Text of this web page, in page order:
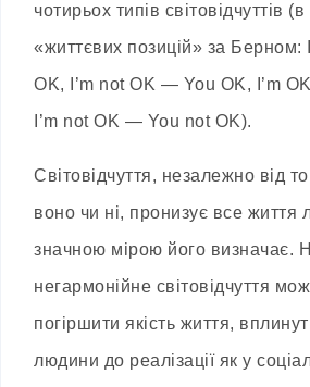
чотирьох типів світовідчуттів (в
«життєвих позицій» за Берном:
OK, I’m not OK — You OK, I’m
I’m not OK — You not OK).
Світовідчуття, незалежно від
воно чи ні, пронизує все життя
значною мірою його визначає.
негармонійне світовідчуття
погіршити якість життя,
людини до реалізації як у